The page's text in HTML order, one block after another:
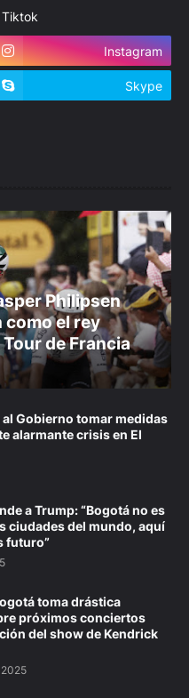
Tiktok
Instagram
Skype
Philipsen
el rey
de Francia
al Gobierno tomar medidas
alarmante crisis en El
a Trump: “Bogotá no es
ciudades del mundo, aquí
futuro”
toma drástica
próximos conciertos
del show de Kendrick